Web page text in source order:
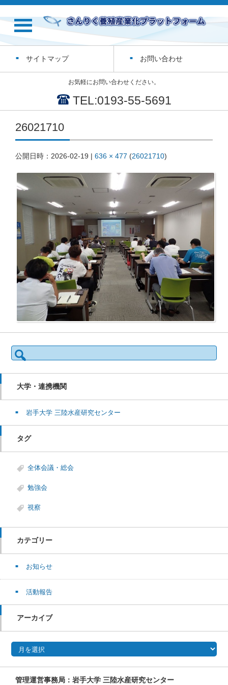
サイトマップ お問い合わせ
お気軽にお問い合わせください。
TEL:0193-55-5691
26021710
公開日時： 2026-02-19 | 636 × 477 (26021710)
検
索:
大学・連携機関
岩手大学 三陸水産研究センター
タグ
全体会議・総会
勉強会
視察
カテゴリー
お知らせ
活動報告
アーカイブ
アーカイブ
管理運営事務局：岩手大学 三陸水産研究センター